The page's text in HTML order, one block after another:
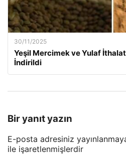
30/11/2025
Yeşil Mercimek ve Yulaf
İndirildi
Bir yanıt yazın
E-posta adresiniz
ile işaretlenmişlerdir